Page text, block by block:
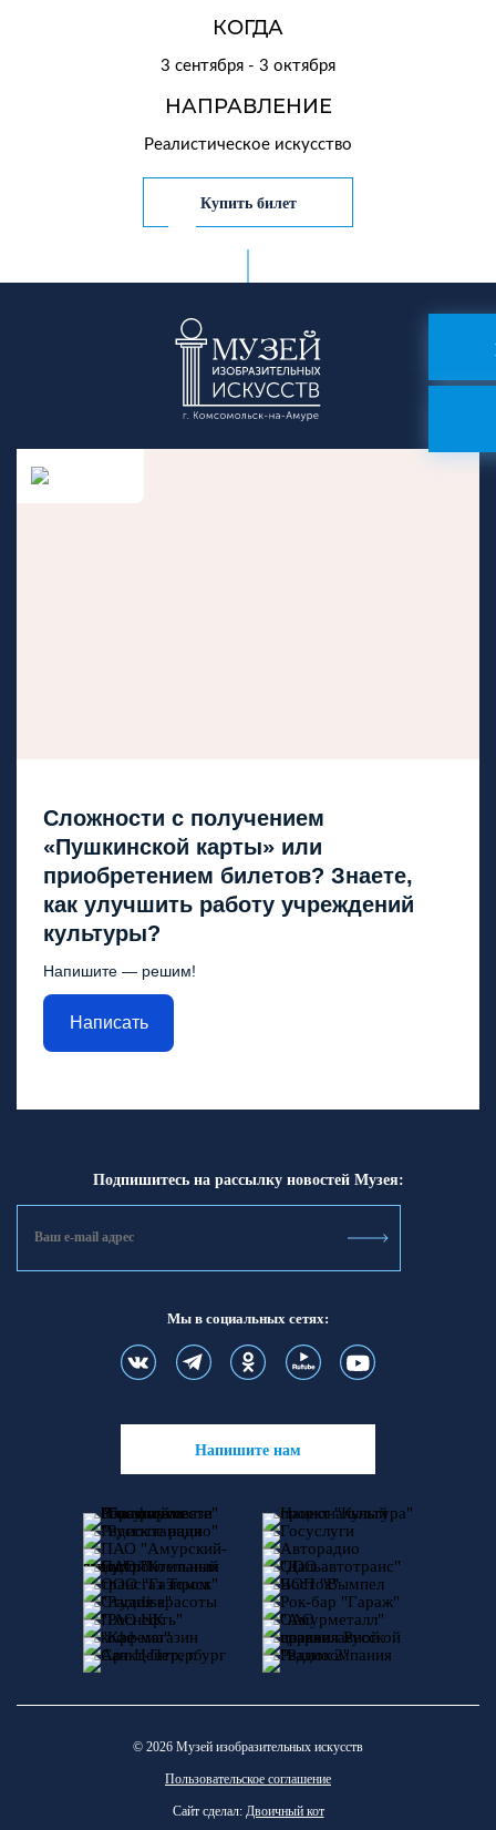
КОГДА
3 сентября - 3 октября
НАПРАВЛЕНИЕ
Реалистическое искусство
Купить билет
Сложности с получением
«Пушкинской карты» или
приобретением билетов? Знаете,
как улучшить работу учреждений
культуры?
Напишите — решим!
Написать
Подпишитесь на рассылку новостей Музея:
Мы в социальных сетях:
Напишите нам
© 2026 Музей изобразительных искусств
Пользовательское соглашение
Сайт сделал: Двоичный кот